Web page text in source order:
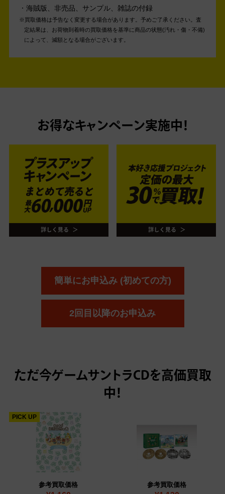
海賊版、非売品、サンプル、雑誌の付録
買取価格は予告なく変更する場合があります。予めご了承ください。 査
定結果は、お荷物到着時の買取価格を基準に商品の状態(汚れ・傷・不備)
によって、減額となる場合がございます。
お得なキャンペーン実施中！
簡単にお申込み (初めての方)
2回目以降のお申込み
ただ今ゲームサントラCDを高価買取
中！
参考買取価格
PICK UP
参考買取価格